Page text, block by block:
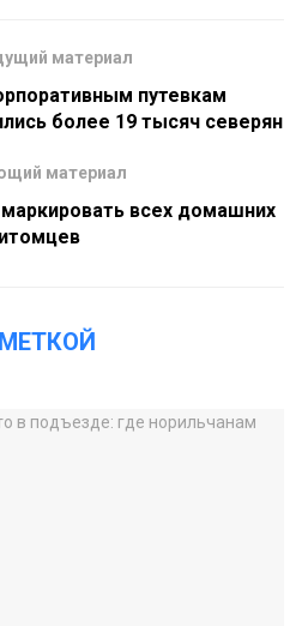
материал
путевкам
более 19 тысяч северян
материал
всех домашних